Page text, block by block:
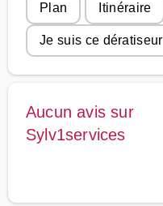
Plan Itinéraire
Je suis ce dératiseur
Aucun avis sur
Sylv1services